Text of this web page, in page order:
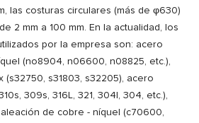
las costuras circulares (más de φ630)
2 mm a 100 mm. En la actualidad, los
por la empresa son: acero
(no8904, n06600, n08825, etc.),
(s32750, s31803, s32205), acero
309s, 316L, 321, 304l, 304, etc.),
de cobre - níquel (c70600,